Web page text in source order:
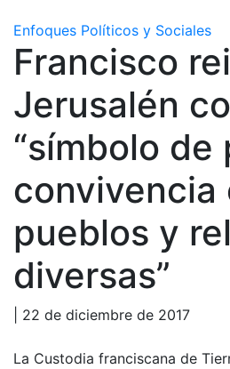
Enfoques Políticos y Sociales
Francisco
Jerusalén
“símbolo de
convivencia
pueblos y
diversas”
| 22 de diciembre de 2017
La Custodia franciscana de